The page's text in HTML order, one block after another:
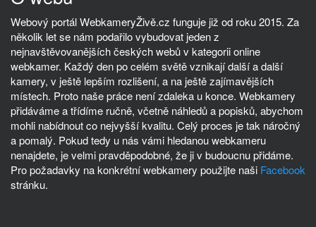
Webový portál WebkameryŽivě.cz funguje již od roku 2015. Za
několik let se nám podařilo vybudovat jeden z
nejnavštěvovanějších českých webů v kategorii online
webkamer. Každý den po celém světě vznikají další a další
kamery, v ještě lepším rozlišení, a na ještě zajímavějších
místech. Proto naše práce není zdaleka u konce. Webkamery
přidáváme a třídíme ručně, včetně náhledů a popisků, abychom
mohli nabídnout co nejvyšší kvalitu. Celý proces je tak náročný
a pomalý. Pokud tedy u nás vámi hledanou webkameru
nenajdete, je velmi pravděpodobné, že ji v budoucnu přidáme.
Pro požadavky na konkrétní webkamery použijte naši Facebook
stránku.